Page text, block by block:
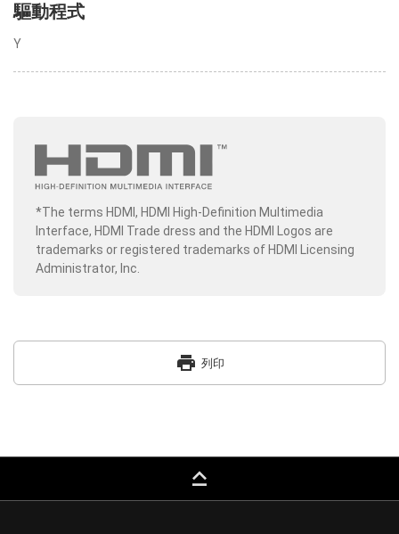
驅動程式
Y
*The terms HDMI, HDMI High-Definition Multimedia
Interface, HDMI Trade dress and the HDMI Logos are
trademarks or registered trademarks of HDMI Licensing
Administrator, Inc.
print 列印
keyboard_capslock